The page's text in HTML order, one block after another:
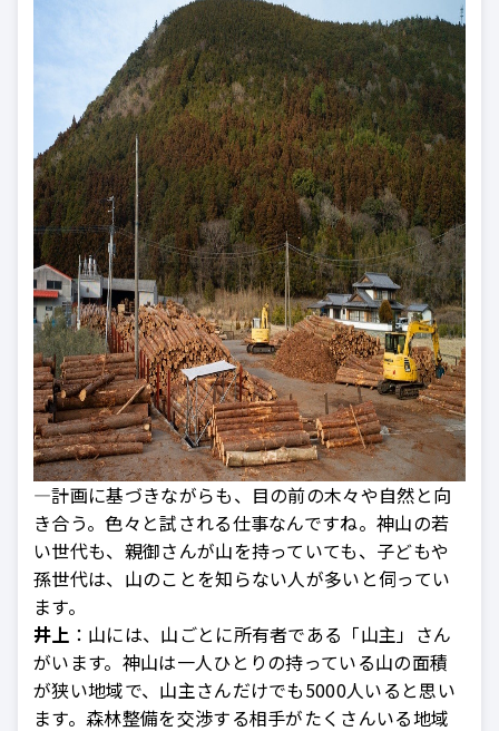
—計画に基づきながらも、目の前の木々や自然と向
き合う。色々と試される仕事なんですね。神山の若
い世代も、親御さんが山を持っていても、子どもや
孫世代は、山のことを知らない人が多いと伺ってい
ます。
井上 ：山には、山ごとに所有者である「山主」さん
がいます。神山は一人ひとりの持っている山の面積
が狭い地域で、山主さんだけでも5000人いると思い
ます。森林整備を交渉する相手がたくさんいる地域